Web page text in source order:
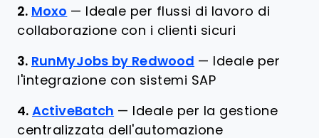
2. Moxo —
Ideale per flussi di lavoro di
collaborazione con i clienti sicuri
3. RunMyJobs by Redwood —
Ideale per
l'integrazione con sistemi SAP
4. ActiveBatch —
Ideale per la gestione
centralizzata dell'automazione